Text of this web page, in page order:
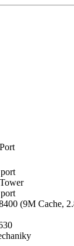
(9M Cache,